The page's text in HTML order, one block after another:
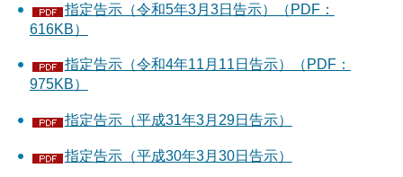
指定告示（令和5年3月3日告示）（PDF：
616KB）
指定告示（令和4年11月11日告示）（PDF：
975KB）
指定告示（平成31年3月29日告示）
指定告示（平成30年3月30日告示）